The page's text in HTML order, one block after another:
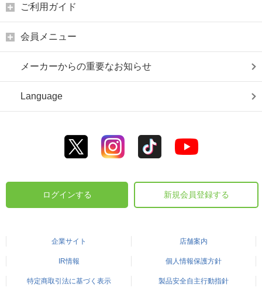
ご利用ガイド
会員メニュー
メーカーからの重要なお知らせ
Language
ログインする 新規会員登録する
企業サイト 店舗案内
IR情報 個人情報保護方針
特定商取引法に基づく表示 製品安全自主行動指針